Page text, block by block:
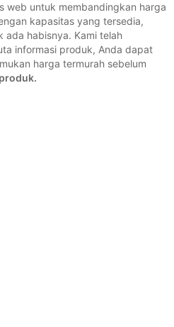
web untuk membandingkan harga
kapasitas yang tersedia,
habisnya. Kami telah
informasi produk, Anda dapat
harga termurah sebelum